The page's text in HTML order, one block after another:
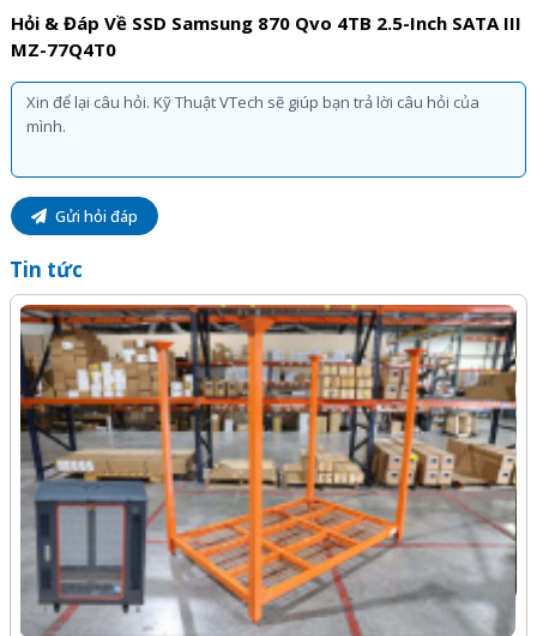
Hỏi & Đáp Về SSD Samsung 870 Qvo 4TB 2.5-Inch SATA III
MZ-77Q4T0
Gửi hỏi đáp
Tin tức